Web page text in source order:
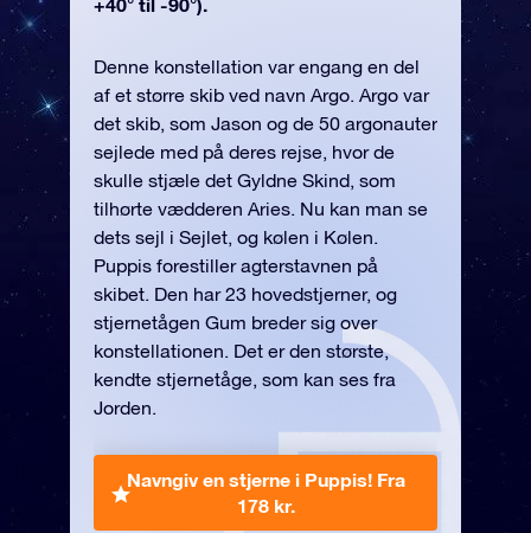
Denne konstellation var engang en del
af et større skib ved navn Argo. Argo var
det skib, som Jason og de 50 argonauter
sejlede med på deres rejse, hvor de
skulle stjæle det Gyldne Skind, som
tilhørte vædderen Aries. Nu kan man se
dets sejl i Sejlet, og kølen i Kølen.
Puppis forestiller agterstavnen på
skibet. Den har 23 hovedstjerner, og
stjernetågen Gum breder sig over
konstellationen. Det er den største,
kendte stjernetåge, som kan ses fra
Jorden.
Navngiv en stjerne i Puppis! Fra
178 kr.